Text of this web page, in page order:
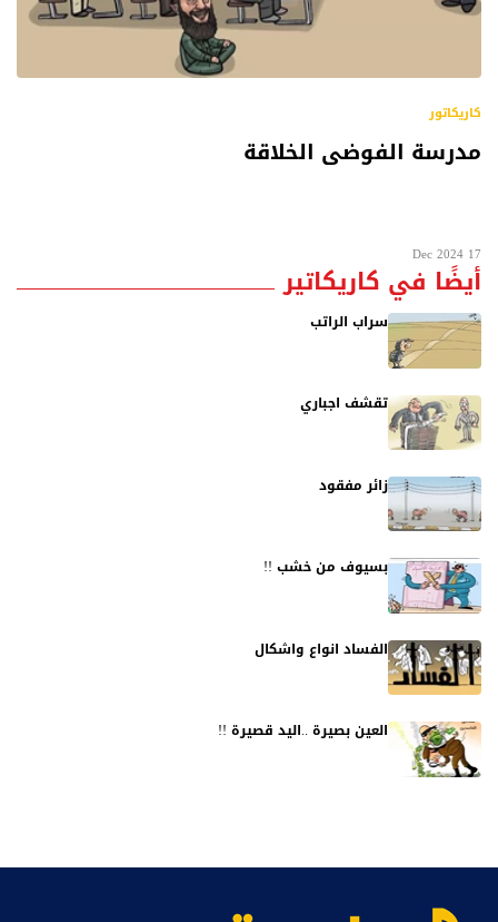
كاريكاتور
مدرسة الفوضى الخلاقة
17 Dec 2024
أيضًا في كاريكاتير
سراب الراتب
تقشف اجباري
زائر مفقود
بسيوف من خشب !!
الفساد انواع واشكال
العين بصيرة ..اليد قصيرة !!